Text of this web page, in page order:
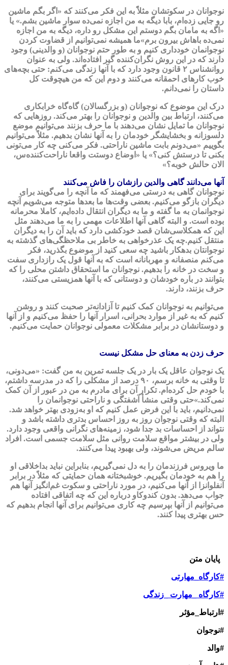
نوجوانان در سکوتشان مثلاًَ به این فکر می‌کنند که «اگر بگم ماشین
رو جایی زده‌ام، بابا دیگه به من اجازه نمی‌ده سوار ماشین بشم.» یا
«اگه به مامان بگم دوستم این مشکل رو داره، دیگه به من اجازه
نمی‌ده باهاش بیرون برم»ما همیشه نمی‌توانیم از قضاوت کردن
نوجوانمان خودداری کنیم و به طور حتم نوجوانان (و والدینی) وجود
دارند که در این روش نگران‌کننده گیر افتاده‌اند. ولی به عنوان
روانشناس ۲ قانون وجود دارد که با آنها زندگی می‌کنم: حتی بچه‌های
خوب کارهای احمقانه می‌کنند و دوم این که من هیچوقت کل
داستان را نمی‌دانم.
درک این موضوع که نوجوانان (و بزرگسالان) گاه‌گاه خرابکاری
می‌کنند، ارتباط بین والدین و نوجوانان را بهتر می‌کند. روزهایی که
نوجوانان ما تمایل نشان می‌دهند با ما حرف بزنند می‌توانیم موضع
دلسوزانه و بخشایشگر خودمان را به آنها نشان بدهیم. مثلاً می‌توانیم
بگوییم «می‌دونم بابت ماشین ناراحتی. فکر می‌کنی چه کار می‌تونی
بکنی تا درستش کنی؟» یا «اوضاع دوستت واقعا ناراحت‌کننده‌س،
الان حالش خوبه؟»
آنها می‌دانند گاهی والدین رازشان را فاش می‌کنند
نوجوانان گاهی به درستی می‌فهمند که ما آنچه را می‌گویند برای
دیگران بازگو می‌کنیم. بعضی وقت‌ها ما بعدها متوجه می‌شویم آنچه
نوجوانمان به ما گفته و ما به دیگران انتقال داده‌ایم، کاملا محرمانه
بوده است. و البته گاهی آنها اطلاعات مهمی‌ را به ما می‌دهند مثل
این که همکلاسی‌شان قصد خودکشی دارد که باید آن را به دیگران
منتقل کنیم.چه یک عذرخواهی به خاطر بی ملاحظگی‌های گذشته به
نوجوانتان بدهکار باشید چه سعی کنید از موضوع بگذرید، فکر
می‌کنم منصفانه و مهربانانه است که به آنها قول یک رازداری سفت
و سخت در خانه را بدهیم. نوجوانان ما استحقاق داشتن محلی را که
بتوانند در باره خودشان و دوستانی که با آنها همزیستی می‌کنند،
حرف بزنند، دارند.
می‌توانیم به نوجوانان کمک کنیم تا آزادانه‌تر صحبت کنند و روشن
کنیم که به‌ غیر از موارد بحرانی، اسرار آنها را حفظ می‌کنیم و از آنها
و دوستانشان در برابر مشکلات معمولی نوجوانان حمایت می‌کنیم.
حرف زدن به معنای حل مشکل نیست
یک نوجوان عاقل یک بار در یک جلسه تمرین به من گفت: «می‌دونی،
تا وقتی به خانه برسم، ۹۰ درصد از مشکلی را که در مدرسه داشتم،
با خودم حل کرده‌ام. تکرار آن برای مادرم به من در عبور از آن کمک
نمی‌کند.»حتی وقتی منشأ آشفتگی و ناراحتی نوجوانمان را
نمی‌دانیم، باید با این فرض عمل کنیم که او به‌زودی بهتر خواهد شد.
البته که وقتی نوجوان روز به روز احساس بدتری داشته باشد و
نتواند از احساسات بد جدا شود، زمینه‌های نگرانی واقعی وجود دارد.
ولی در بیشتر مواقع سلامت روانی مثل سلامت جسمی‌ است. افراد
سالم مریض می‌شوند، ولی بهبود پیدا می‌کنند.
ما ویروس فرزندمان را به دل نمی‌گیریم، بنابراین نباید بداخلاقی او
را هم به خودمان بگیریم. خوشبختانه همان حمایتی که مثلاً در برابر
آنفلوانزا از آنها می‌کنیم، در مورد ناراحتی و سکوت غم‌انگیز آنها هم
جواب می‌دهد. بدون کندوکاو درباره این که چه اتفاقی افتاده
می‌توانیم از آنها بپرسیم چه کاری می‌توانیم برای آنها انجام بدهیم که
حس بهتری پیدا کنند.
پایان متن
#کارگاه_مهارتی
#کارگاه _مهارت _زندگی
#ارتباط_مؤثر
#نوجوان
#والد